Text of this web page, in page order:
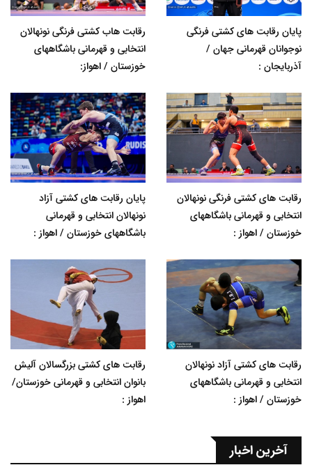
پایان رقابت های کشتی فرنگی
نوجوانان قهرمانی جهان /
آذربایجان :
رقابت هاب کشتی فرنگی نونهالان
انتخابی و قهرمانی باشگاههای
خوزستان / اهواز:
رقابت های کشتی فرنگی نونهالان
انتخابی و قهرمانی باشگاههای
خوزستان / اهواز :
پایان رقابت های کشتی آزاد
نونهالان انتخابی و قهرمانی
باشگاههای خوزستان / اهواز :
رقابت های کشتی آزاد نونهالان
انتخابی و قهرمانی باشگاههای
خوزستان / اهواز :
رقابت های کشتی بزرگسالان آلیش
بانوان انتخابی و قهرمانی خوزستان/
اهواز :
آخرین اخبار